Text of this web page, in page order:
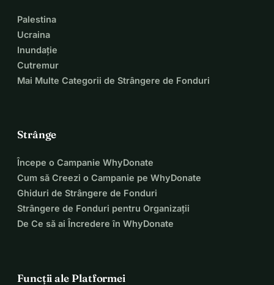
Palestina
Ucraina
Inundație
Cutremur
Mai Multe Categorii de Strângere de Fonduri
Strânge
Începe o Campanie WhyDonate
Cum să Creezi o Campanie pe WhyDonate
Ghiduri de Strângere de Fonduri
Strângere de Fonduri pentru Organizații
De Ce să ai Încredere în WhyDonate
Funcții ale Platformei